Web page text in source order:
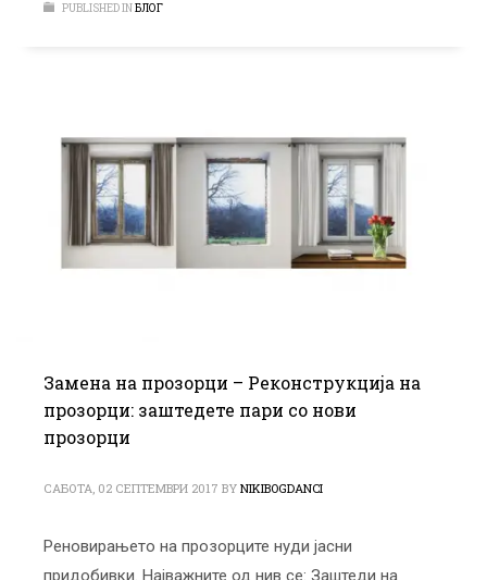
PUBLISHED INБЛОГ
Замена на прозорци – Реконструкција на
прозорци: заштедете пари со нови
прозорци
САБОТА, 02 СЕПТЕМВРИ 2017 BY NIKIBOGDANCI
Реновирањето на прозорците нуди јасни
придобивки. Најважните од нив се: Заштеди на